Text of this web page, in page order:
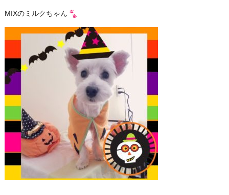
MIXのミルクちゃん